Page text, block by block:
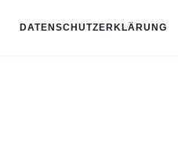
DATENSCHUTZERKLÄRUNG